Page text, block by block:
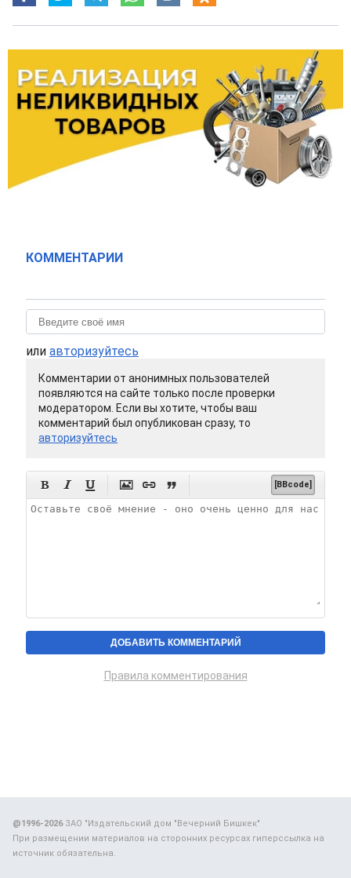
КОММЕНТАРИИ
или авторизуйтесь
Комментарии от анонимных пользователей
появляются на сайте только после проверки
модератором. Если вы хотите, чтобы ваш
комментарий был опубликован сразу, то
авторизуйтесь
      [BBcode]
Правила комментирования
@1996-2026ЗАО "Издательский дом "Вечерний Бишкек"
При размещении материалов на сторонних ресурсах гиперссылка на
источник обязательна.